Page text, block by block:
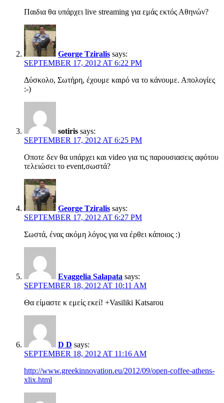
Παιδια θα υπάρχει live streaming για εμάς εκτός Αθηνών?
George Tziralis says:
SEPTEMBER 17, 2012 AT 6:22 PM
Δύσκολο, Σωτήρη, έχουμε καιρό να το κάνουμε. Απολογίες
:-)
sotiris says:
SEPTEMBER 17, 2012 AT 6:25 PM
Οποτε δεν θα υπάρχει και video για τις παρουσιασεις αφότου
τελειώσει το event,σωστά?
George Tziralis says:
SEPTEMBER 17, 2012 AT 6:27 PM
Σωστά, ένας ακόμη λόγος για να έρθει κάποιος :)
Evaggelia Salapata says:
SEPTEMBER 18, 2012 AT 10:11 AM
Θα είμαστε κ εμείς εκεί! +Vasiliki Katsarou
D D says:
SEPTEMBER 18, 2012 AT 11:16 AM
http://www.greekinnovation.eu/2012/09/open-coffee-athens-
xlix.html